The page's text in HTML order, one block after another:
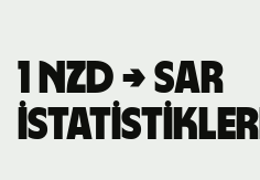
1 NZD → SAR
istatistikleri